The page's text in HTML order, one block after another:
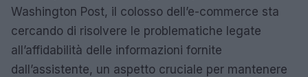
Washington Post, il colosso dell’e-commerce sta
cercando di risolvere le problematiche legate
all’affidabilità delle informazioni fornite
dall’assistente, un aspetto cruciale per mantenere